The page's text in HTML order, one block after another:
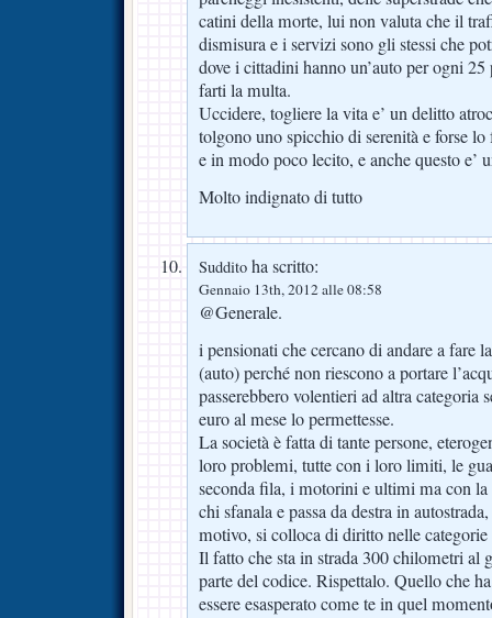
catini della morte, lui non valuta che il
dismisura e i servizi sono gli stessi che
dove i cittadini hanno un’auto per ogni 25
farti la multa.
Uccidere, togliere la vita e’ un delitto
tolgono uno spicchio di serenità e forse
e in modo poco lecito, e anche questo e’
Molto indignato di tutto
Suddito ha scritto:
Gennaio 13th, 2012 alle 08:58
@Generale.
i pensionati che cercano di andare a fare
(auto) perché non riescono a portare
passerebbero volentieri ad altra categoria
euro al mese lo permettesse.
La società è fatta di tante persone,
loro problemi, tutte con i loro limiti, le
seconda fila, i motorini e ultimi ma con la
chi sfanala e passa da destra in
motivo, si colloca di diritto nelle
Il fatto che sta in strada 300 chilometri al
parte del codice. Rispettalo. Quello che
essere esasperato come te in quel